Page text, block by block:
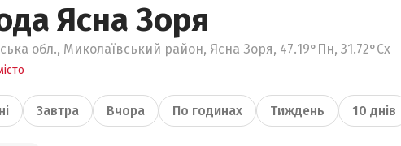
Ясна Зоря
обл., Миколаївський район, Ясна Зоря, 47.19°Пн, 31.72°Сх
Завтра Вчора По годинах Тиждень 10 днів